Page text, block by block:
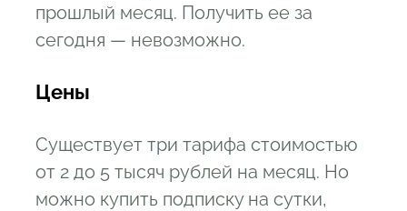
прошлый месяц. Получить ее за
сегодня — невозможно.
Цены
Существует три тарифа стоимостью
от 2 до 5 тысяч рублей на месяц. Но
можно купить подписку на сутки,